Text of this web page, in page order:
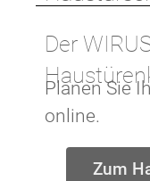
Der
Planen Sie
online.
Zum